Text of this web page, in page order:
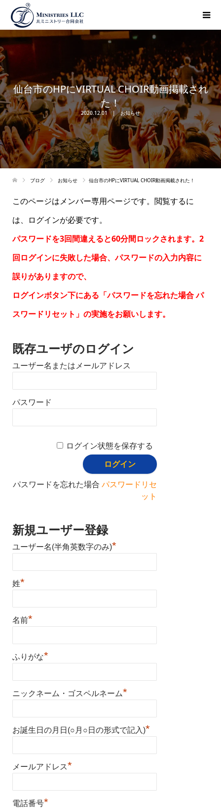
仙台市のHPにVIRTUAL CHOIR動画掲載され
た！
2020.12.01 お知らせ
ブログ お知らせ 仙台市のHPにVIRTUAL CHOIR動画掲載された！
このページはメンバー専用ページです。閲覧するに
は、ログインが必要です。
パスワードを3回間違えると60分間ロックされます。2
回ログインに失敗した場合、パスワードの入力内容に
誤りがありますので、
ログインボタン下にある「パスワードを忘れた場合パ
スワードリセット 」の実施をお願いします。
既存ユーザのログイン
ユーザー名またはメールアドレス
パスワード
ログイン状態を保存する
パスワードを忘れた場合 パスワードリセ
ット
新規ユーザー登録
ユーザー名(半角英数字のみ)*
姓*
名前*
ふりがな*
ニックネーム・ゴスペルネーム*
お誕生日の月日(○月○日の形式で記入)*
メールアドレス*
電話番号*